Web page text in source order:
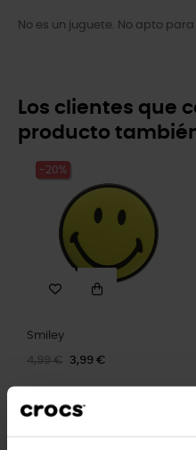
No es un juguete. No apto
Los clientes que
producto
-20%
Smiley
4,99 € 3,99 €